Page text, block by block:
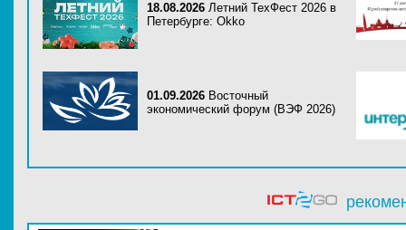
18.08.2026 Летний ТехФест 2026 в
Петербурге: Okko
01.09.2026 Восточный
экономический форум (ВЭФ 2026)